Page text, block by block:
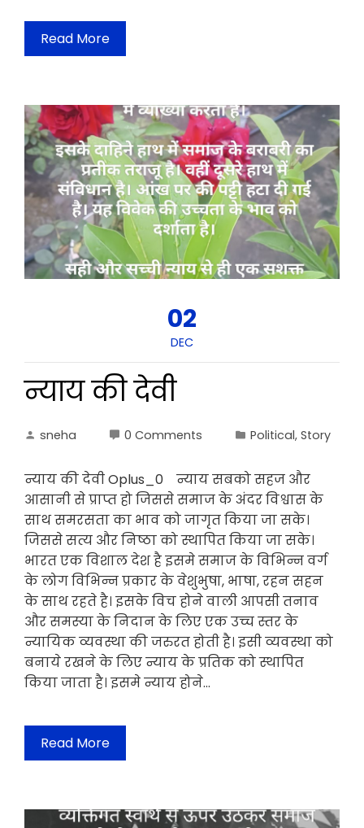
Read More
02
DEC
न्याय की देवी
sneha 0 Comments Political, Story
न्याय की देवी Oplus_0 न्याय सबको सहज और
आसानी से प्राप्त हो जिससे समाज के अंदर विश्वास के
साथ समरसता का भाव को जागृत किया जा सके।
जिससे सत्य और निष्ठा को स्थापित किया जा सके।
भारत एक विशाल देश है इसमे समाज के विभिन्न वर्ग
के लोग विभिन्न प्रकार के वेशुभुषा, भाषा, रहन सहन
के साथ रहते है। इसके विच होने वाली आपसी तनाव
और समस्या के निदान के लिए एक उच्च स्तर के
न्यायिक व्यवस्था की जरुरत होती है। इसी व्यवस्था को
बनाये रखने के लिए न्याय के प्रतिक को स्थापित
किया जाता है। इसमे न्याय होने…
Read More